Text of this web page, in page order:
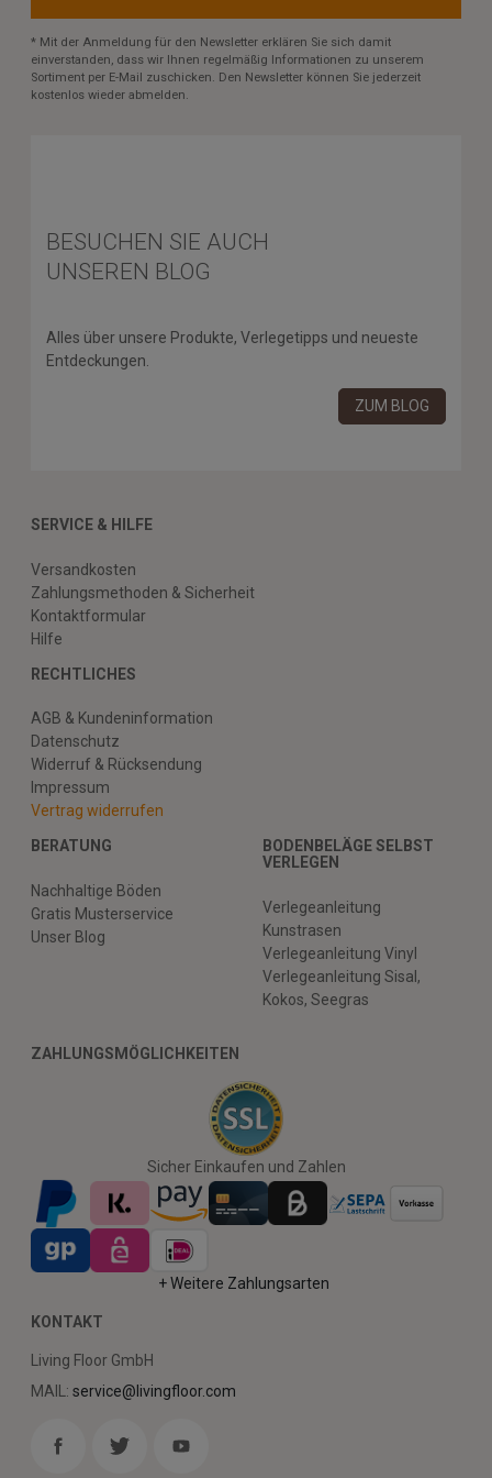
* Mit der Anmeldung für den Newsletter erklären Sie sich damit
einverstanden, dass wir Ihnen regelmäßig Informationen zu unserem
Sortiment per E-Mail zuschicken. Den Newsletter können Sie jederzeit
kostenlos wieder abmelden.
BESUCHEN SIE AUCH
UNSEREN BLOG
Alles über unsere Produkte, Verlegetipps und neueste
Entdeckungen.
ZUM BLOG
SERVICE & HILFE
Versandkosten
Zahlungsmethoden & Sicherheit
Kontaktformular
Hilfe
RECHTLICHES
AGB & Kundeninformation
Datenschutz
Widerruf & Rücksendung
Impressum
Vertrag widerrufen
BERATUNG
Nachhaltige Böden
Gratis Musterservice
Unser Blog
BODENBELÄGE SELBST
VERLEGEN
Verlegeanleitung
Kunstrasen
Verlegeanleitung Vinyl
Verlegeanleitung Sisal,
Kokos, Seegras
ZAHLUNGSMÖGLICHKEITEN
Sicher Einkaufen und Zahlen
+ Weitere Zahlungsarten
KONTAKT
Living Floor GmbH
MAIL: service@livingfloor.com